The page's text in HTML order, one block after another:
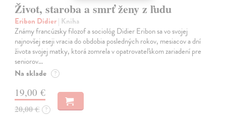
Život, staroba a smrť ženy z ľudu
Eribon Didier| Kniha
Známy francúzsky filozof a sociológ Didier Eribon sa vo svojej
najnovšej eseji vracia do obdobia posledných rokov, mesiacov a dní
života svojej matky, ktorá zomrela v opatrovateľskom zariadení pre
seniorov…
Na sklade ?
19,00 €
20,00 € ?